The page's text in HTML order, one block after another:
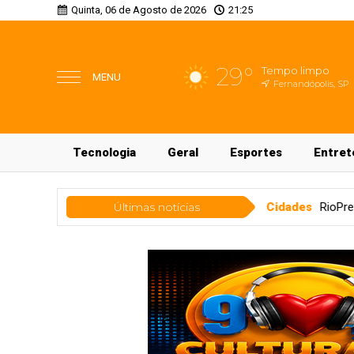
Quinta, 06 de Agosto de 2026 21:25
MENU 29° Tempo limpo
Fernandópolis, SP
Tecnologia Geral Esportes
Últimas notícias
Cidades RioPretoPrev tem patrimônio de